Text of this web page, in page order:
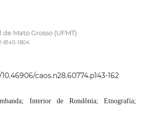
Mato Grosso (UFMT)
8140-1804
caos.n28.60774.p143-162
Interior de Rondônia; Etnografia;